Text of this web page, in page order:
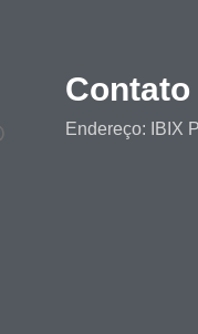
Contato
Endereço: IBIX